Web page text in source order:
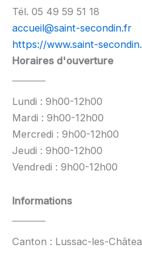
Tél. 05 49 59 51 18
accueil@saint-secondin.fr
https://www.saint-
Horaires d'ouverture
Lundi : 9h00-12h00
Mardi : 9h00-12h00
Mercredi : 9h00-12h00
Jeudi : 9h00-12h00
Vendredi : 9h00-12h00
Informations
Canton : Lussac-les-